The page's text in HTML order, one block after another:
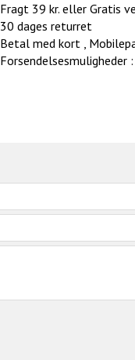
Fragt 39 kr. eller Gratis
30 dages returret
Betal med kort ,
Forsendelsesmuligheder